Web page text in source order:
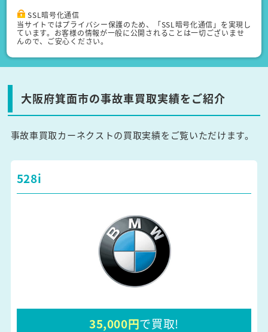
SSL暗号化通信
当サイトではプライバシー保護のため、「SSL暗号化通信」を実現し
ています。お客様の情報が一般に公開されることは一切ございませ
んので、ご安心ください。
大阪府箕面市の事故車買取実績をご紹介
事故車買取カーネクストの買取実績をご覧いただけます。
528i
35,000円で買取!